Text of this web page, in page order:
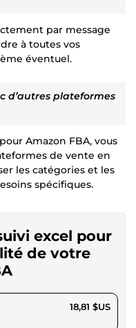
par message
à toutes vos
éventuel.
d’autres plateformes
Amazon FBA, vous
de vente en
les catégories et les
spécifiques.
excel pour
de votre
18,81 $US